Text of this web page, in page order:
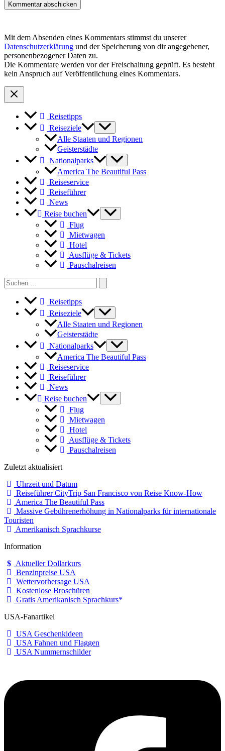
Mit dem Absenden eines Kommentars stimmst du unserer
Datenschutzerklärung und der Speicherung von dir angegebener,
personenbezogener Daten zu.
Die Kommentare werden vor der Freischaltung geprüft. Es besteht
kein Anspruch auf Veröffentlichung eines Kommentars.
Reisetipps
Reiseziele
Alle Staaten und Regionen
Geisterstädte
Nationalparks
America The Beautiful Pass
Reiseservice
Reiseführer
News
Reise buchen
Flug
Mietwagen
Hotel
Ausflüge & Tickets
Pauschalreisen
Search
for:
Reisetipps
Reiseziele
Alle Staaten und Regionen
Geisterstädte
Nationalparks
America The Beautiful Pass
Reiseservice
Reiseführer
News
Reise buchen
Flug
Mietwagen
Hotel
Ausflüge & Tickets
Pauschalreisen
Zuletzt aktualisiert
Uhrzeit und Datum
Reiseführer CityTrip San Francisco von Reise Know-How
America The Beautiful Pass
Massive Gebührenerhöhung in Nationalparks für internationale
Touristen
Amerikanisch Sprachkurse
Information
Aktueller Dollarkurs
Benzinpreise USA
Wettervorhersage USA
Kostenlose Broschüren
Gratis Amerikanisch Sprachkurs
USA-Fanartikel
USA Geschenkideen
USA Fahnen und Flaggen
USA Nummernschilder